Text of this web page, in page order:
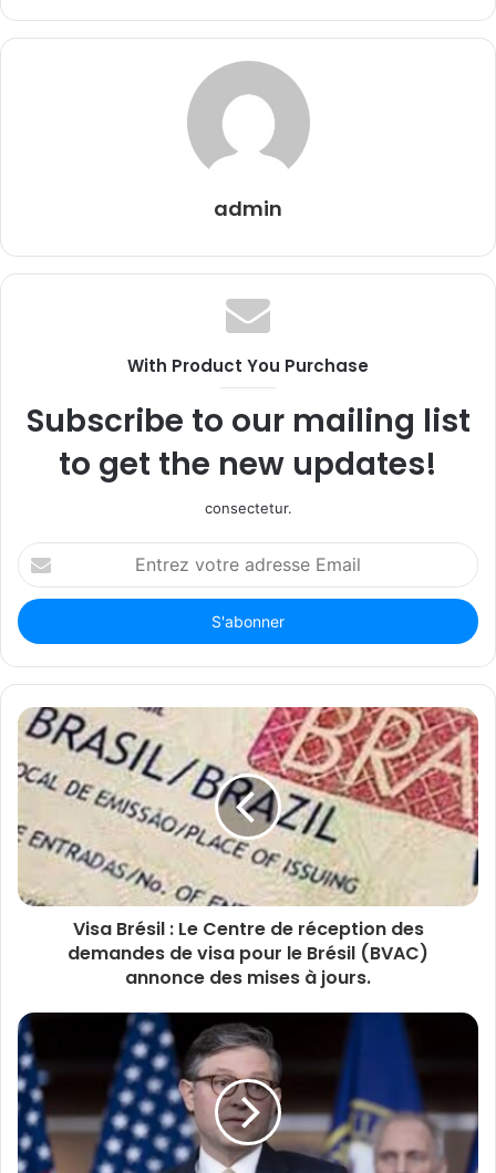
admin
With Product You Purchase
Subscribe to our mailing list
to get the new updates!
consectetur.
Entrez
votre
adresse
Email
Visa Brésil : Le Centre de réception des
demandes de visa pour le Brésil (BVAC)
annonce des mises à jours.